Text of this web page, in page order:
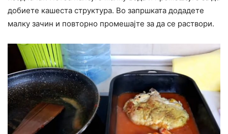
добиете кашеста структура. Во запршката додадете
малку зачин и повторно промешајте за да се раствори.